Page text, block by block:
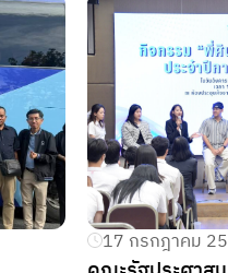
17 กรกฎาคม